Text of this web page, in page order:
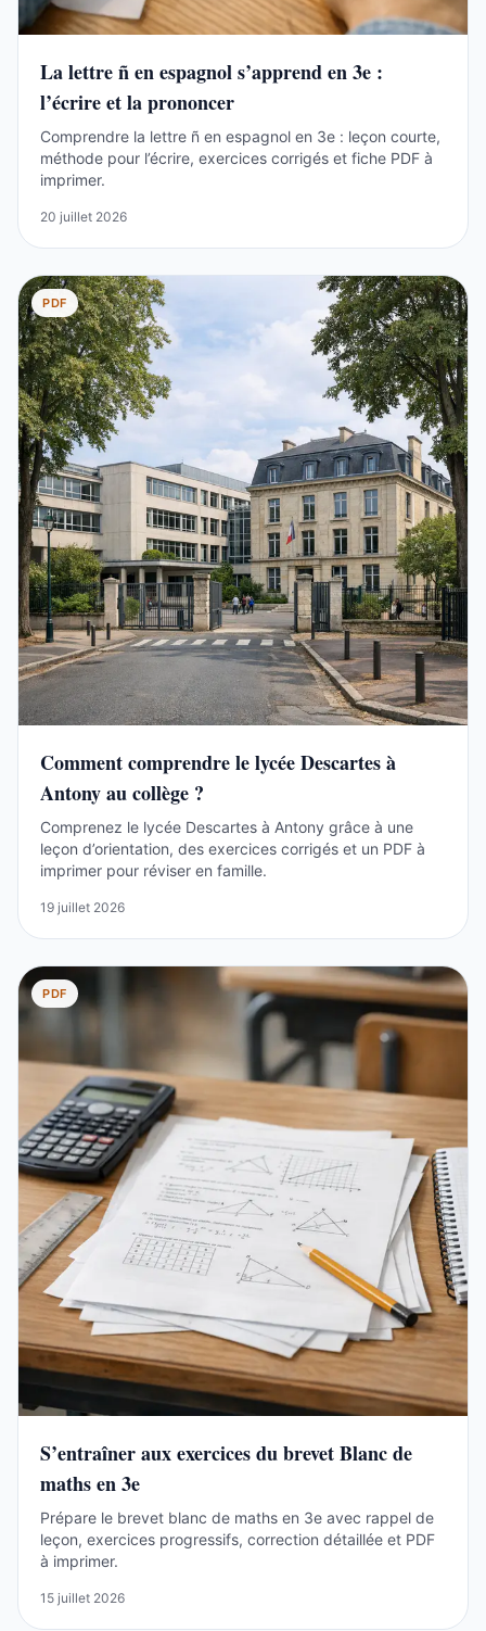
La lettre ñ en espagnol s’apprend en 3e :
l’écrire et la prononcer
Comprendre la lettre ñ en espagnol en 3e : leçon courte,
méthode pour l’écrire, exercices corrigés et fiche PDF à
imprimer.
20 juillet 2026
PDF
Comment comprendre le lycée Descartes à
Antony au collège ?
Comprenez le lycée Descartes à Antony grâce à une
leçon d’orientation, des exercices corrigés et un PDF à
imprimer pour réviser en famille.
19 juillet 2026
PDF
S’entraîner aux exercices du brevet Blanc de
maths en 3e
Prépare le brevet blanc de maths en 3e avec rappel de
leçon, exercices progressifs, correction détaillée et PDF
à imprimer.
15 juillet 2026